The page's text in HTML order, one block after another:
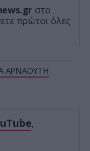
στο
πρώτοι όλες
ΑΡΝΑΟΥΤΗ
,